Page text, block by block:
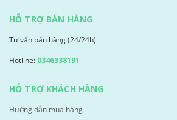
HỖ TRỢ BÁN HÀNG
Tư vấn bán hàng (24/24h)
Hotline: 0346338191
HỖ TRỢ KHÁCH HÀNG
Hướng dẫn mua hàng